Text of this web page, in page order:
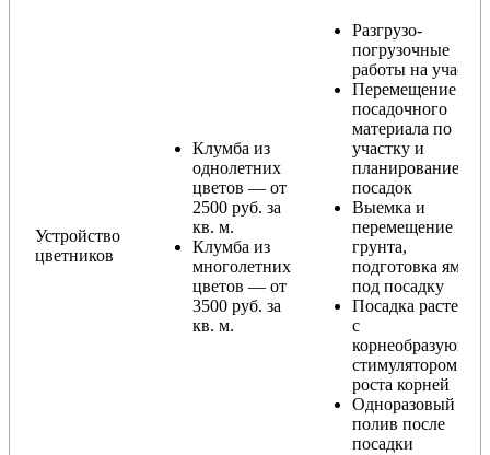
Устройство
цветников
Клумба из
однолетних
цветов — от
2500 руб. за
кв. м.
Клумба из
многолетних
цветов — от
3500 руб. за
кв. м.
Разгрузо-
погрузочные
работы на участке
Перемещение
посадочного
материала по
участку и
планирование
посадок
Выемка и
перемещение
грунта,
подготовка ямы
под посадку
Посадка растений
с
корнеобразующим
стимулятором
роста корней
Одноразовый
полив после
посадки